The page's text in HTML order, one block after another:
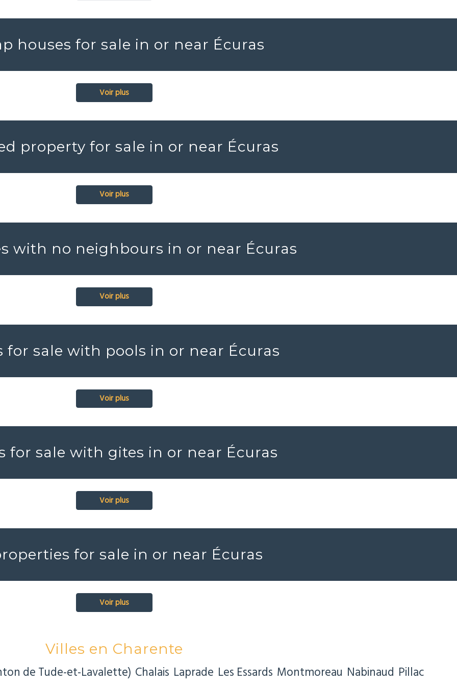
houses for sale in or near Écuras
Voir plus
property for sale in or near Écuras
Voir plus
with no neighbours in or near Écuras
Voir plus
for sale with pools in or near Écuras
Voir plus
for sale with gites in or near Écuras
Voir plus
for sale in or near Écuras
Voir plus
Villes en Charente
de Tude-et-Lavalette) Chalais Laprade Les Essards Montmoreau Nabinaud Pillac